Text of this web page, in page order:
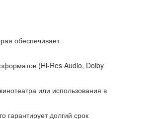
обеспечивает
(Hi-Res Audio, Dolby
или использования в
гарантирует долгий срок